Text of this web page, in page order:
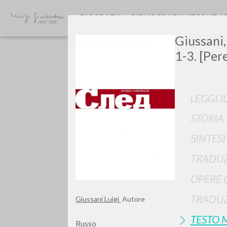
Giussani Luigi Autore
Russo
1-3.
LEGGI
OPERE
TESTO
BIOGRAFIA BIBLIOGRAFIA
TIPOLOGIA OPERA